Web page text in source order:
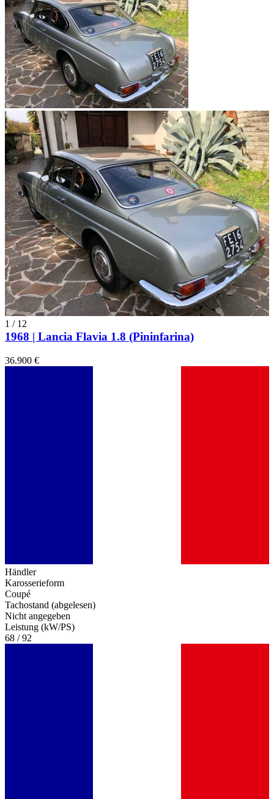
1 / 12
1968 | Lancia Flavia 1.8 (Pininfarina)
36.900 €
Händler
Karosserieform
Coupé
Tachostand (abgelesen)
Nicht angegeben
Leistung (kW/PS)
68 / 92